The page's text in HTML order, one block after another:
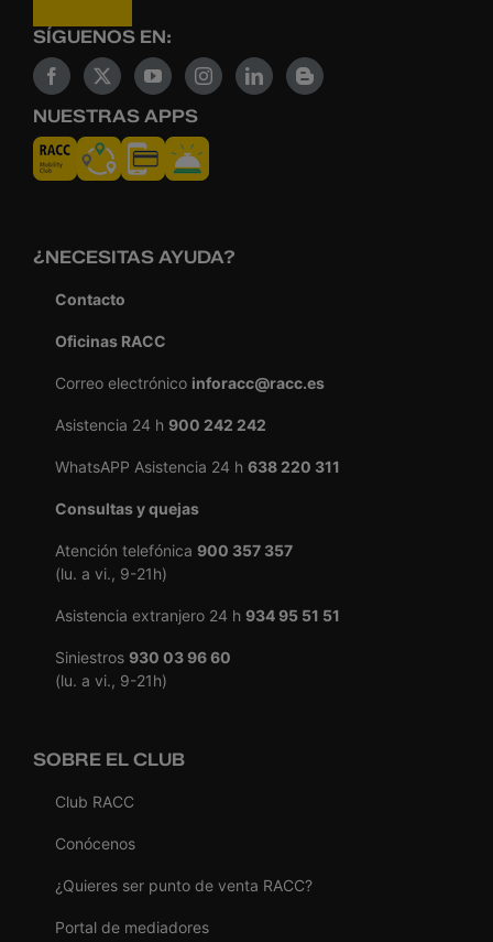
SÍGUENOS EN:
NUESTRAS APPS
¿NECESITAS AYUDA?
Contacto
Oficinas RACC
Correo electrónico inforacc@racc.es
Asistencia 24 h 900 242 242
WhatsAPP Asistencia 24 h 638 220 311
Consultas y quejas
Atención telefónica 900 357 357
(lu. a vi., 9-21h)
Asistencia extranjero 24 h 934 95 51 51
Siniestros 930 03 96 60
(lu. a vi., 9-21h)
SOBRE EL CLUB
Club RACC
Conócenos
¿Quieres ser punto de venta RACC?
Portal de mediadores